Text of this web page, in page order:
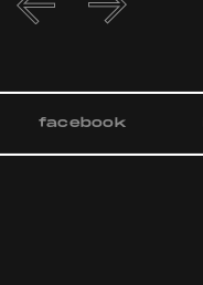
facebook